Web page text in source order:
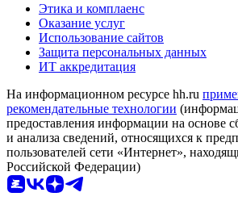
Этика и комплаенс
Оказание услуг
Использование сайтов
Защита персональных данных
ИТ аккредитация
На информационном ресурсе hh.ru
рекомендательные технологии
предоставления информации на основе
и анализа сведений, относящихся к
пользователей сети «Интернет»,
Российской Федерации)